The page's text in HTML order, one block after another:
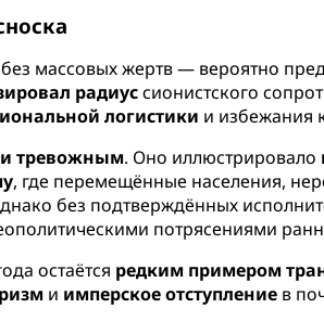
массовых жертв — вероятно
радиуссионистского
логистики и избежания
тревожным. Оно иллюстрировало
, где перемещённые населения,
без подтверждённых
потрясениями
остаётся редким примером
и имперское отступление в